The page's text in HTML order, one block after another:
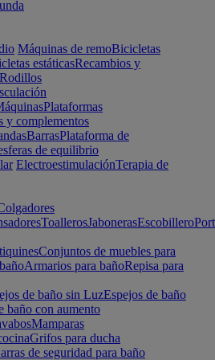
Máquinas de remoBicicletas
estáticasRecambios y
Rodillos
Plataformas
y complementos
BarrasPlataforma de
de equilibrio
ElectroestimulaciónTerapia de
ToallerosJabonerasEscobillero
Conjuntos de muebles para
Armarios para bañoRepisa para
de baño sin LuzEspejos de baño
baño con aumento
Mamparas
Grifos para ducha
de seguridad para baño